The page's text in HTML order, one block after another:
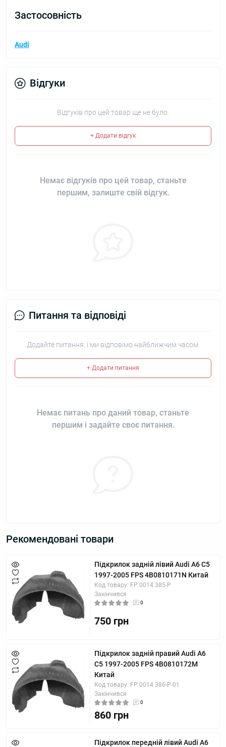
Застосовність
Audi
Відгуки
Відгуків про цей товар ще не було.
+ Додати відгук
Немає відгуків про цей товар, станьте
першим, залиште свій відгук.
Питання та відповіді
Додайте питання, і ми відповімо найближчим часом.
+ Додати питання
Немає питань про даний товар, станьте
першим і задайте своє питання.
Рекомендовані товари
Підкрилок задній лівий Audi A6 C5
1997-2005 FPS 4B0810171N Китай
Код товару: FP 0014 385-P
Закінчився
0
750 грн
Підкрилок задній правий Audi A6
C5 1997-2005 FPS 4B0810172M
Китай
Код товару: FP 0014 386-P-01
Закінчився
0
860 грн
Підкрилок передній лівий Audi A6